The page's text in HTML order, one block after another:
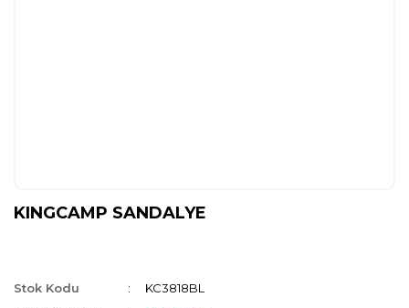
KINGCAMP SANDALYE
Stok Kodu
KC3818BL